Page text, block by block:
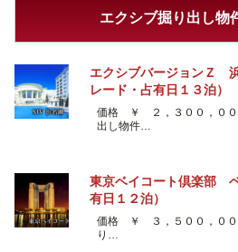
エクシブ掘り出し物
エクシブバージョンＺ
レード・占有日１３泊）
価格 ￥ ２，３００，００
出し物件…
東京ベイコート倶楽部
有日１２泊）
価格 ￥ ３，５００，００
り…